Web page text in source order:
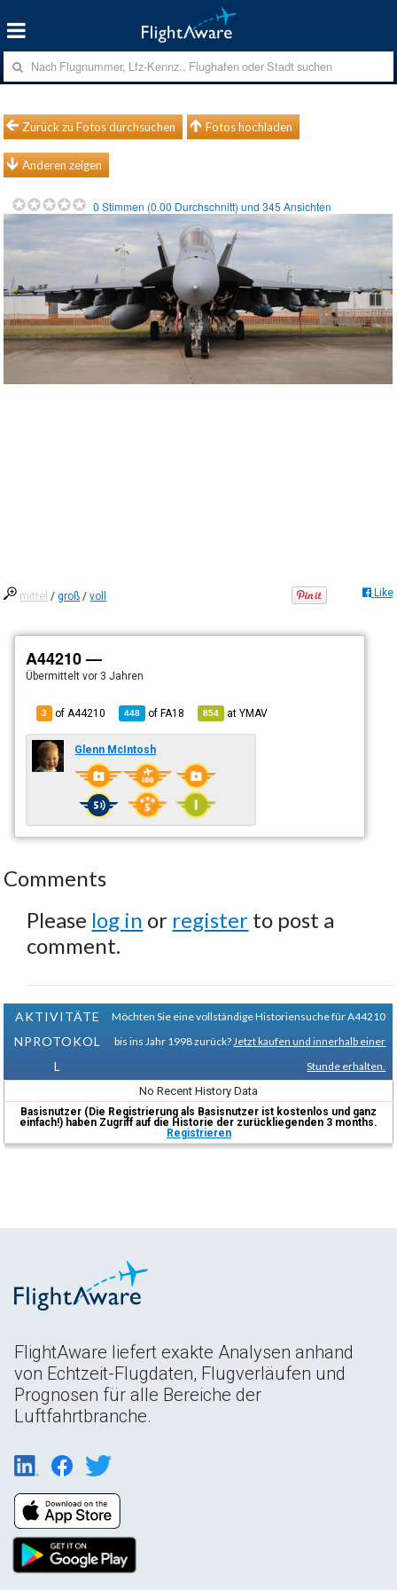
Zurück zu Fotos durchsuchen Fotos hochladen
Anderen zeigen
0 Stimmen (0.00 Durchschnitt) und345 Ansichten
mittel /groß /voll Like
A44210 —
Übermitteltvor 3 Jahren
3 of A44210 448 ofFA18 854 atYMAV
Glenn McIntosh
Comments
Please log in or register to post a
comment.
AKTIVITÄTE
NPROTOKOL
L
Möchten Sie eine vollständige Historiensuche für A44210
bis ins Jahr 1998 zurück? Jetzt kaufen und innerhalb einer
Stunde erhalten.
No Recent History Data
Basisnutzer (Die Registrierung als Basisnutzer ist kostenlos und ganz
einfach!) haben Zugriff auf die Historie der zurückliegenden 3 months.
Registrieren
FlightAware liefert exakte Analysen anhand
von Echtzeit-Flugdaten, Flugverläufen und
Prognosen für alle Bereiche der
Luftfahrtbranche.